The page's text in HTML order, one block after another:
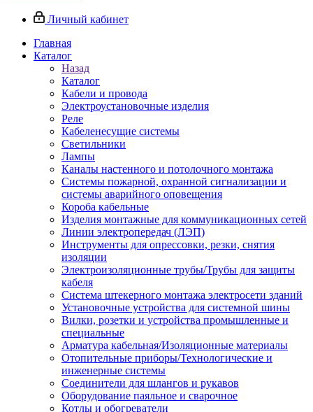
Личный кабинет
Главная
Каталог
Назад
Каталог
Кабели и провода
Электроустановочные изделия
Реле
Кабеленесущие системы
Светильники
Лампы
Каналы настенного и потолочного монтажа
Системы пожарной, охранной сигнализации и
системы аварийного оповещения
Короба кабельные
Изделия монтажные для коммуникационных сетей
Линии электропередач (ЛЭП)
Инструменты для опрессовки, резки, снятия
изоляции
Электроизоляционные трубы/Трубы для защиты
кабеля
Система штекерного монтажа электросети зданий
Установочные устройства для системной шины
Вилки, розетки и устройства промышленные и
специальные
Арматура кабельная/Изоляционные материалы
Отопительные приборы/Технологические и
инженерные системы
Соединители для шлангов и рукавов
Оборудование паяльное и сварочное
Котлы и обогреватели